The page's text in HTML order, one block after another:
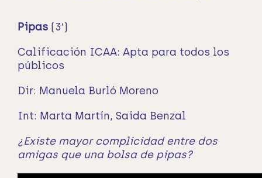
Pipas (3′)
Calificación ICAA: Apta para todos los
públicos
Dir: Manuela Burló Moreno
Int: Marta Martín, Saida Benzal
¿Existe mayor complicidad entre dos
amigas que una bolsa de pipas?